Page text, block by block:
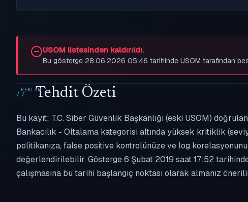
USOM listesinden kaldırıldı.
Bu gösterge 28.06.2026 05:46 tarihinde USOM tarafından
Tehdit Özeti
Bu kayıt; T.C. Siber Güvenlik Başkanlığı (eski USOM)
Bankacılık - Oltalama kategorisi altında yüksek kritiklik
politikanıza, false positive kontrolünüze ve log
değerlendirilebilir. Gösterge 6 Şubat 2019 saat 17:52 tarihinde
çalışmasına bu tarihi başlangıç noktası olarak almanız